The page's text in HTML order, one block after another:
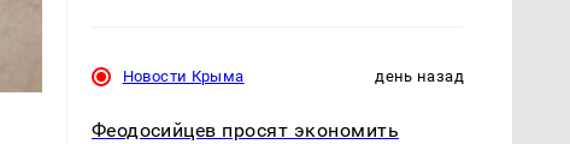
Новости Крыма день назад
Феодосийцев просят экономить